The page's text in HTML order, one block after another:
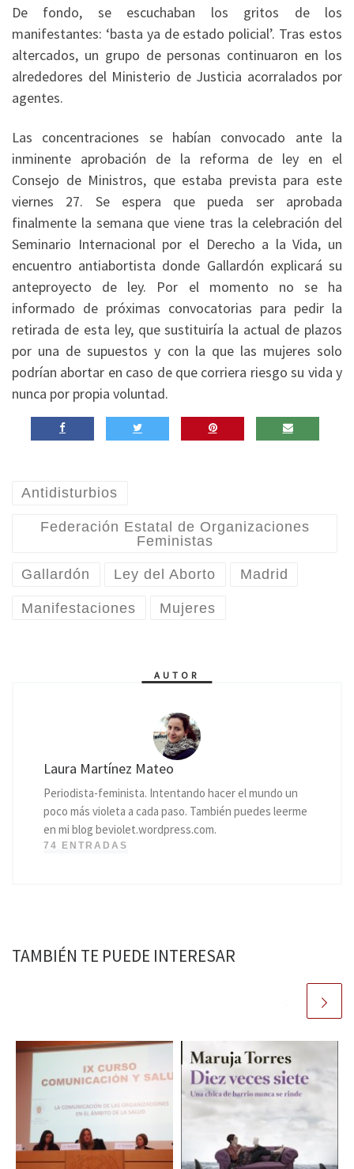
De fondo, se escuchaban los gritos de los
manifestantes: ‘basta ya de estado policial’. Tras estos
altercados, un grupo de personas continuaron en los
alrededores del Ministerio de Justicia acorralados por
agentes.
Las concentraciones se habían convocado ante la
inminente aprobación de la reforma de ley en el
Consejo de Ministros, que estaba prevista para este
viernes 27. Se espera que pueda ser aprobada
finalmente la semana que viene tras la celebración del
Seminario Internacional por el Derecho a la Vida, un
encuentro antiabortista donde Gallardón explicará su
anteproyecto de ley. Por el momento no se ha
informado de próximas convocatorias para pedir la
retirada de esta ley, que sustituiría la actual de plazos
por una de supuestos y con la que las mujeres solo
podrían abortar en caso de que corriera riesgo su vida y
nunca por propia voluntad.
Antidisturbios
Federación Estatal de Organizaciones
Feministas
Gallardón Ley del Aborto Madrid
Manifestaciones Mujeres
AUTOR
Laura Martínez Mateo
Periodista-feminista. Intentando hacer el mundo un
poco más violeta a cada paso. También puedes leerme
en mi blog beviolet.wordpress.com.
74 ENTRADAS
TAMBIÉN TE PUEDE INTERESAR